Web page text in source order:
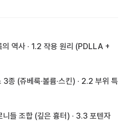
의 역사 · 1.2 작용 원리 (PDLLA +
3종 (쥬베룩·볼륨·스킨) · 2.2 부위 특
들 조합 (깊은 흉터) · 3.3 포텐자